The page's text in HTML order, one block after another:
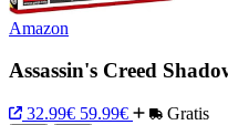
Amazon
Assassin's Creed
32.99€ 59.99€ Gratis